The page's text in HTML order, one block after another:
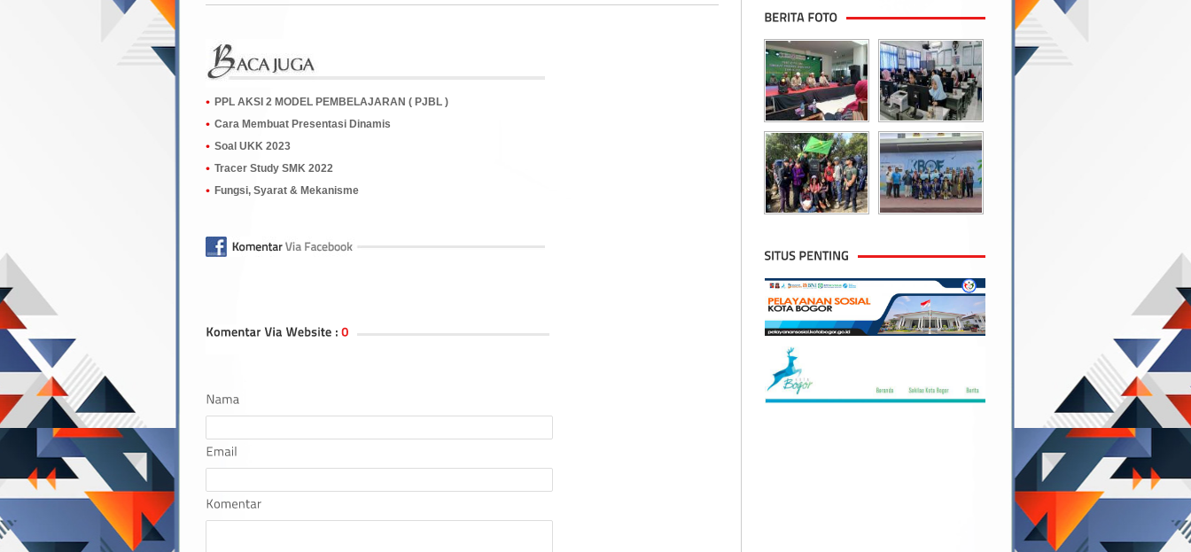
PPL AKSI 2 MODEL PEMBELAJARAN ( PJBL )
Cara Membuat Presentasi Dinamis
Soal UKK 2023
Tracer Study SMK 2022
Fungsi, Syarat & Mekanisme